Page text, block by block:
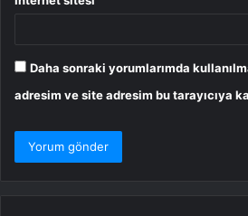
Daha sonraki yorumlarımda
adresim ve site adresim bu tarayıcıya